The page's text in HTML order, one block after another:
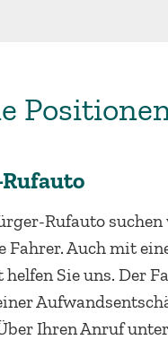
Rufauto
Fahrer. Auch mit
Sie uns. Der
Ihren Anruf